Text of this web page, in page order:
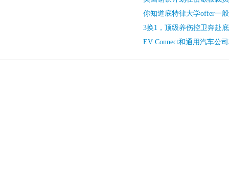
你知道底特律大学offer一
3换1，顶级养伤控卫奔赴
EV Connect和通用汽车公